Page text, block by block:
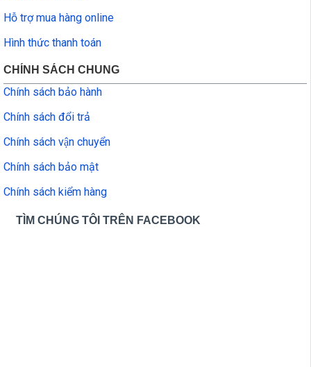
Hỗ trợ mua hàng online
Hình thức thanh toán
CHÍNH SÁCH CHUNG
Chính sách bảo hành
Chính sách đổi trả
Chính sách vận chuyển
Chính sách bảo mật
Chính sách kiểm hàng
TÌM CHÚNG TÔI TRÊN FACEBOOK